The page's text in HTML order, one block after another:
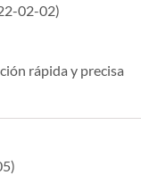
02-02)
rápida y precisa